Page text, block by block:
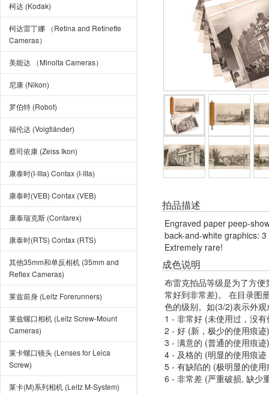
柯达 (Kodak)
柯达雷丁娜 （Retina and Retinette
Cameras）
美能达 （Minolta Cameras）
尼康 (Nikon)
罗伯特 (Robot)
福伦达 (Voigtländer)
蔡司依康 (Zeiss Ikon)
康泰时(I-IIIa) Contax (I-IIIa)
康泰时(VEB) Contax (VEB)
康泰瑞克斯 (Contarex)
康泰时(RTS) Contax (RTS)
其他35mm和单反相机 (35mm and
Reflex Cameras)
莱兹前身 (Leitz Forerunners)
莱兹螺口相机 (Leitz Screw-Mount
Cameras)
莱卡螺口镜头 (Lenses for Leica
Screw)
莱卡(M)系列相机 (Leitz M-System)
拍品描述
Engraved paper peep-
back-and-white graphics:
Extremely rare!
成色说明
布雷克拍品等级是为了方
常好到非常差)。 在目录图
色的级别。如(3/2)表示外
1 - 非常好 (未使用过，没
2 - 好 (新，极少的使用痕迹)
3 - 满意的 (普通的使用痕迹)
4 - 及格的 (明显的使用痕
5 - 有缺陷的 (极明显的使
6 - 非常差 (严重破损, 缺少